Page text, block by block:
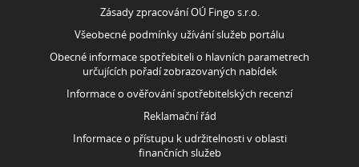
Zásady zpracování OÚ Fingo s.r.o.
Všeobecné podmínky užívání služeb portálu
Obecné informace spotřebiteli o hlavních parametrech
určujících pořadí zobrazovaných nabídek
Informace o ověřování spotřebitelských recenzí
Reklamační řád
Informace o přístupu k udržitelnosti v oblasti
finančních služeb